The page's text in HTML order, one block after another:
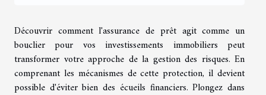
Découvrir comment l'assurance de prêt agit comme un
bouclier pour vos investissements immobiliers peut
transformer votre approche de la gestion des risques. En
comprenant les mécanismes de cette protection, il devient
possible d'éviter bien des écueils financiers. Plongez dans